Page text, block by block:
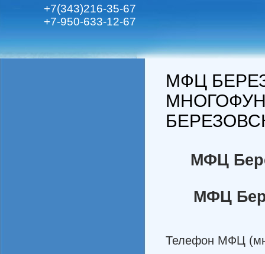
+7(343)216-35-67
+7-950-633-12-67
МФЦ
МФЦ
МФЦ
Телефон МФЦ